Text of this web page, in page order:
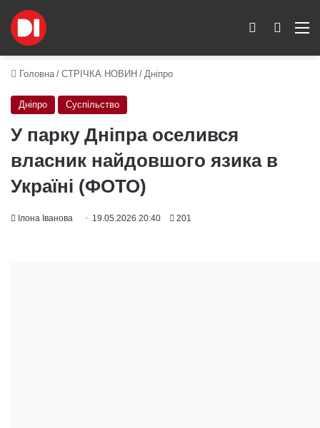
Пошук
Switch skin
Головна / СТРІЧКА НОВИН / Дніпро
Дніпро Суспільство
У парку Дніпра оселився
власник найдовшого язика в
Україні (ФОТО)
Ілона Іванова 19.05.2026 20:40 201